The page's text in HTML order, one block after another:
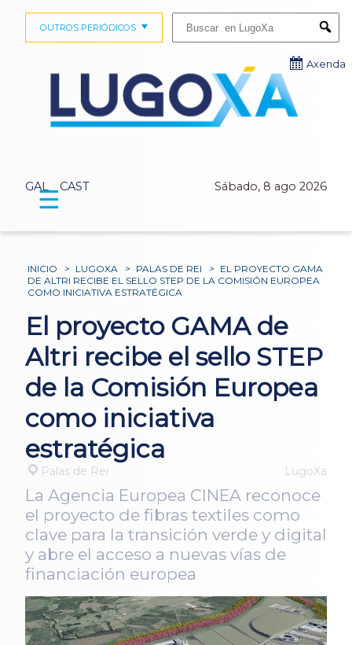
GAL CAST Sábado, 8 ago 2026
OUTROS PERIÓDICOS
Axenda
☰
INICIO > LUGOXA > PALAS DE REI > EL PROYECTO GAMA
DE ALTRI RECIBE EL SELLO STEP DE LA COMISIÓN EUROPEA
COMO INICIATIVA ESTRATÉGICA
El proyecto GAMA de
Altri recibe el sello STEP
de la Comisión Europea
como iniciativa
estratégica
Palas de Rei LugoXa
La Agencia Europea CINEA reconoce
el proyecto de fibras textiles como
clave para la transición verde y digital
y abre el acceso a nuevas vías de
financiación europea